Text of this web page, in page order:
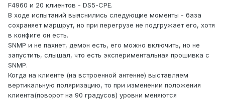
F4960 и 20 клиентов - DS5-CPE.
В ходе испытаний выяснились следующие моменты - база
сохраняет маршрут, но при перегрузе не подгружает его, хотя
в конфиге он есть.
SNMP и не пахнет, демон есть, его можно включить, но не
запустить, слышал, что есть экспериментальная прошивка с
SNMP.
Когда на клиенте (на встроенной антенне) выставляем
вертикальную поляризацию, то при изменении положения
клиента(поворот на 90 градусов) уровни меняются